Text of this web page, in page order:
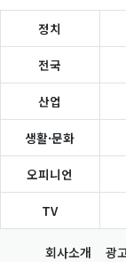
정치
전국
산업
생활·문화
오피니언
TV
회사소개 광